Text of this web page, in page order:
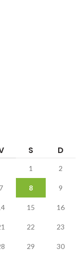
S D
1 2
7 8 9
15 16
22 23
29 30